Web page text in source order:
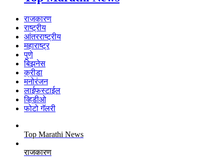
राजकारण
राष्ट्रीय
आंतरराष्ट्रीय
महाराष्ट्र
पुणे
बिझनेस
क्रीडा
मनोरंजन
लाईफस्टाईल
व्हिडीओ
फोटो गॅलरी
Top Marathi News
राजकारण